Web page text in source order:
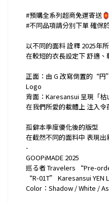
#預購全系列超商免運寄送🏮
#不同品項請分別下單 確保
以不同的面料 詮釋 2025年
在較短的衣長設定下 舒適、
正面：由 G 改寫倒置的“円
Logo
背面：Karesansui 呈現「
在我們所愛的載體上 注入
孤僻本季度優化後的版型
在截然不同的面料中 表現出
-
GOOPiMADE 2025
巡る者 Travelers “Pre-
“R-01T” Karesansui YEN
Color：Shadow / White /